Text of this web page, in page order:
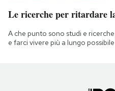
Le ricerche per ritardare
A che punto sono studi e
e farci vivere più a lungo possibile